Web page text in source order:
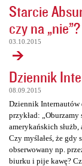
Starcie
czy na „nie”?
03.10.2015
Dziennik
08.09.2015
Dziennik Internautów
przykład:
amerykańskich
Czy myślałeś, że
obserwowany np.
biurku i pije kawę?